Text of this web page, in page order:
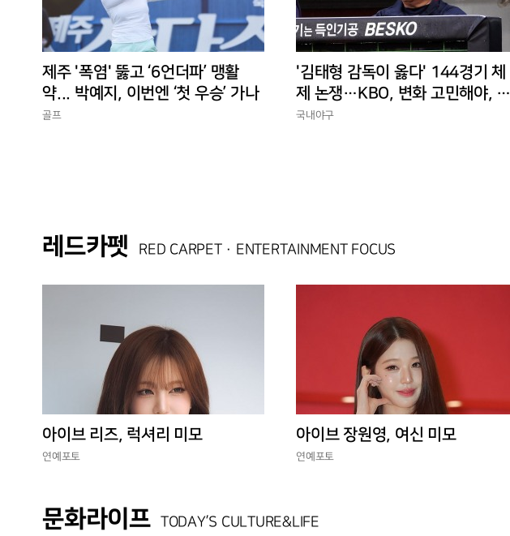
제주 '폭염' 뚫고 ‘6언더파’ 맹활
약... 박예지, 이번엔 ‘첫 우승’ 가나
골프
'김태형 감독이 옳다' 144경기 체
제 논쟁…KBO, 변화 고민해야, 환
경에 맞는 경기 수가 바람직
국내야구
레드카펫 RED CARPET · ENTERTAINMENT FOCUS
아이브 리즈, 럭셔리 미모
연예포토
아이브 장원영, 여신 미모
연예포토
문화라이프 TODAY’S CULTURE&LIFE